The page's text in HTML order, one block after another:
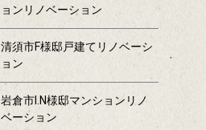
ョンリノベーション
清須市F様邸戸建てリノベーシ
ョン
岩倉市I.N様邸マンションリノ
ベーション